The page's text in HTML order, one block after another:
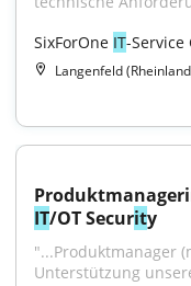
SixForOne IT-Service
Langenfeld
IT/OT Security
"...Produktmanager
Unterstützung